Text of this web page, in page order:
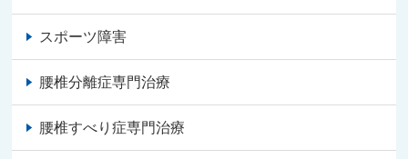
スポーツ障害
腰椎分離症専門治療
腰椎すべり症専門治療